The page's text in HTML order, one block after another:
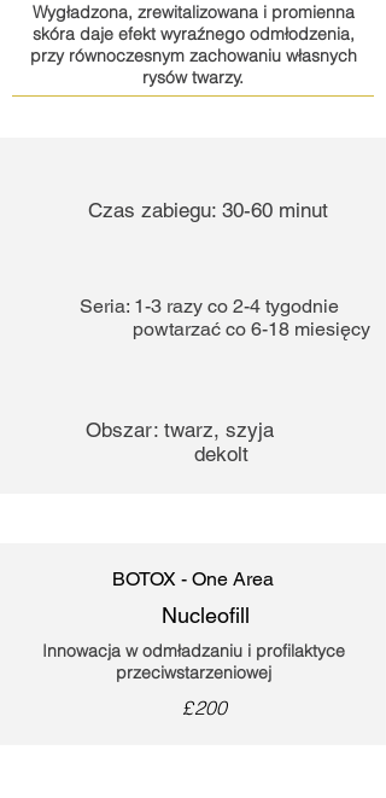
Wygładzona, zrewitalizowana i promienna
skóra daje efekt wyraźnego odmłodzenia,
przy równoczesnym zachowaniu własnych
rysów twarzy.
CENNIK
BOTOX - One Area
Nucleofill
Innowacja w odmładzaniu i profilaktyce
przeciwstarzeniowej
£200
Czas zabiegu: 30-60 minut
Seria: 1-3 razy co 2-4 tygodnie
powtarzać co 6-18 miesięcy
Obszar: twarz, szyja
dekolt